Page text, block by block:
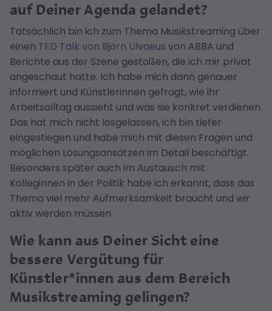
auf Deiner Agenda gelandet?
Tatsächlich bin ich zum Thema Musikstreaming über
einen TED Talk von Björn Ulvaeus von ABBA und
Berichte aus der Szene gestoßen, die ich mir privat
angeschaut hatte. Ich habe mich dann genauer
informiert und Künstlerinnen gefragt, wie ihr
Arbeitsalltag aussieht und was sie konkret verdienen.
Das hat mich nicht losgelassen, ich bin tiefer
eingestiegen und habe mich mit diesen Fragen und
möglichen Lösungsansätzen im Detail beschäftigt.
Besonders später auch im Austausch mit
Kolleginnen in der Politik habe ich erkannt, dass das
Thema viel mehr Aufmerksamkeit braucht und wir
aktiv werden müssen.
Wie kann aus Deiner Sicht eine
bessere Vergütung für
Künstler*innen aus dem Bereich
Musikstreaming gelingen?